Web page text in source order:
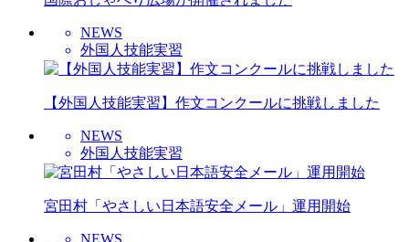
NEWS
外国人技能実習
【外国人技能実習】作文コンクールに挑戦しました
NEWS
外国人技能実習
宮田村「やさしい日本語安全メール」運用開始